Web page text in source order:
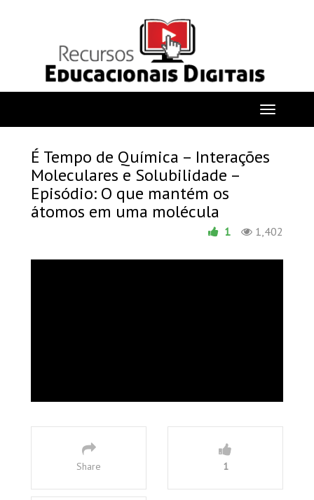
É Tempo de Química – Interações
Moleculares e Solubilidade –
Episódio: O que mantém os
átomos em uma molécula
1,402
1
Share 1